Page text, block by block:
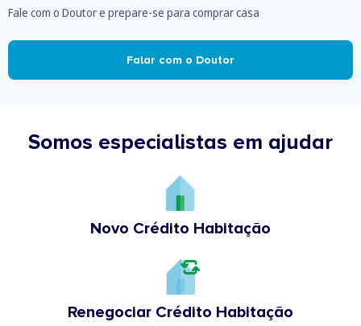
Fale com o Doutor e prepare-se para comprar casa
Falar com o Doutor
Somos especialistas em ajudar
Novo Crédito Habitação
Renegociar Crédito Habitação